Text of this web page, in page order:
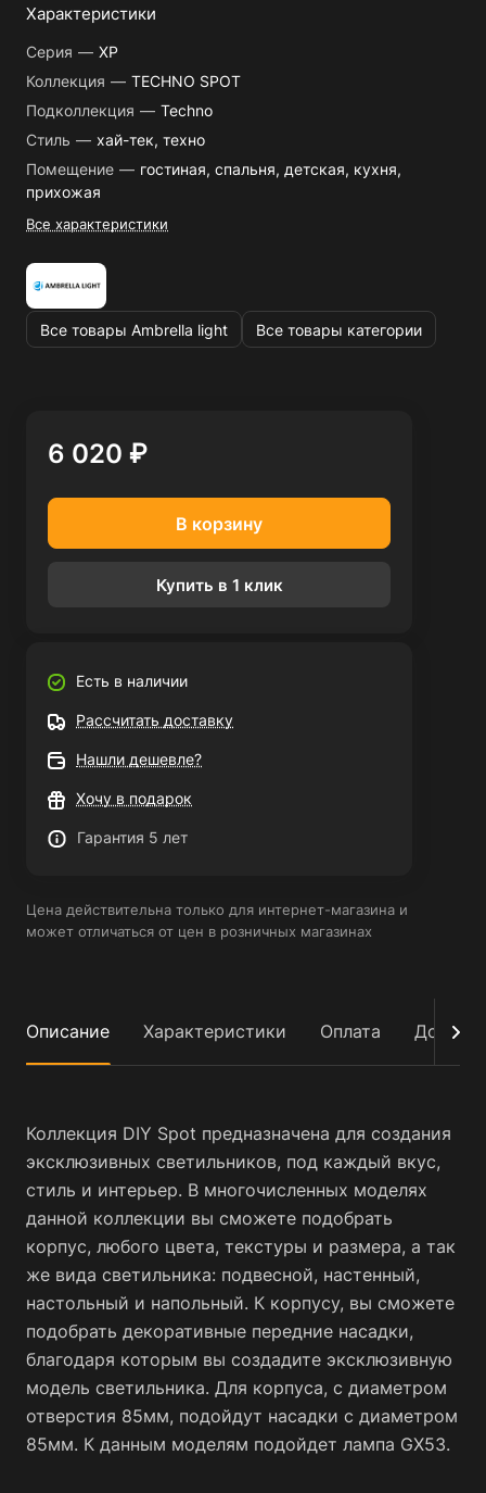
Характеристики
Серия — XP
Коллекция — TECHNO SPOT
Подколлекция — Techno
Стиль — хай-тек, техно
Помещение — гостиная, спальня, детская, кухня,
прихожая
Все характеристики
Все товары Ambrella light Все товары категории
6 020 ₽
В корзину
Купить в 1 клик
Есть в наличии
Рассчитать доставку
Нашли дешевле?
Хочу в подарок
Гарантия 5 лет
Цена действительна только для интернет-магазина и
может отличаться от цен в розничных магазинах
Описание Характеристики Оплата
Коллекция DIY Spot предназначена для создания
эксклюзивных светильников, под каждый вкус,
стиль и интерьер. В многочисленных моделях
данной коллекции вы сможете подобрать
корпус, любого цвета, текстуры и размера, а так
же вида светильника: подвесной, настенный,
настольный и напольный. К корпусу, вы сможете
подобрать декоративные передние насадки,
благодаря которым вы создадите эксклюзивную
модель светильника. Для корпуса, с диаметром
отверстия 85мм, подойдут насадки с диаметром
85мм. К данным моделям подойдет лампа GX53.